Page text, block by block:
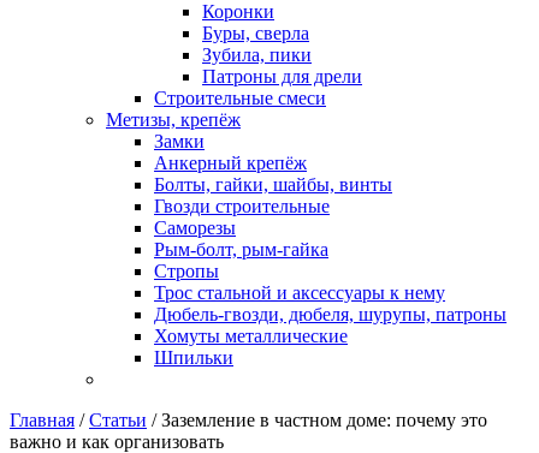
Коронки
Буры, сверла
Зубила, пики
Патроны для дрели
Строительные смеси
Метизы, крепёж
Замки
Анкерный крепёж
Болты, гайки, шайбы, винты
Гвозди строительные
Саморезы
Рым-болт, рым-гайка
Стропы
Трос стальной и аксессуары к нему
Дюбель-гвозди, дюбеля, шурупы, патроны
Хомуты металлические
Шпильки
Главная /Статьи /Заземление в частном доме: почему это
важно и как организовать